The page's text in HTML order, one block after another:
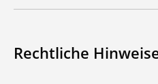
Rechtliche